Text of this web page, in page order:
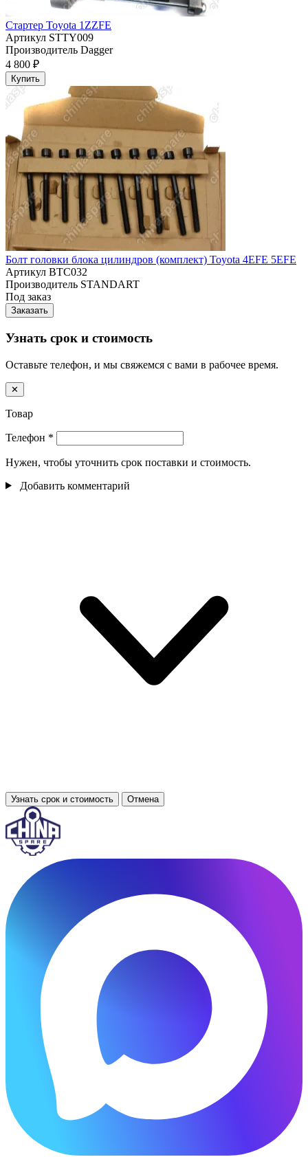
Стартер Toyota 1ZZFE
Артикул STTY009
Производитель Dagger
4 800 ₽
Купить
Болт головки блока цилиндров (комплект) Toyota 4EFE 5EFE
Артикул BTC032
Производитель STANDART
Под заказ
Заказать
Узнать срок и стоимость
Оставьте телефон, и мы свяжемся с вами в рабочее время.
✕
Товар
Телефон *
Нужен, чтобы уточнить срок поставки и стоимость.
Добавить комментарий
Узнать срок и стоимость Отмена